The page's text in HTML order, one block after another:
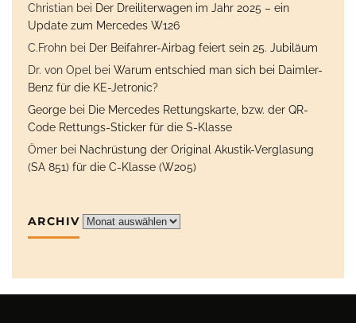
Christian bei Der Dreiliterwagen im Jahr 2025 – ein
Update zum Mercedes W126
C.Frohn bei Der Beifahrer-Airbag feiert sein 25. Jubiläum
Dr. von Opel bei Warum entschied man sich bei Daimler-
Benz für die KE-Jetronic?
George bei Die Mercedes Rettungskarte, bzw. der QR-
Code Rettungs-Sticker für die S-Klasse
Ömer bei Nachrüstung der Original Akustik-Verglasung
(SA 851) für die C-Klasse (W205)
ARCHIV Archiv